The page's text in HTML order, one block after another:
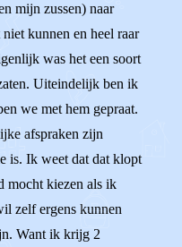
mijn zussen) naar
kunnen en heel raar
was het een soort
Uiteindelijk ben ik
we met hem gepraat.
afspraken zijn
is. Ik weet dat dat klopt
mocht kiezen als ik
zelf ergens kunnen
Want ik krijg 2